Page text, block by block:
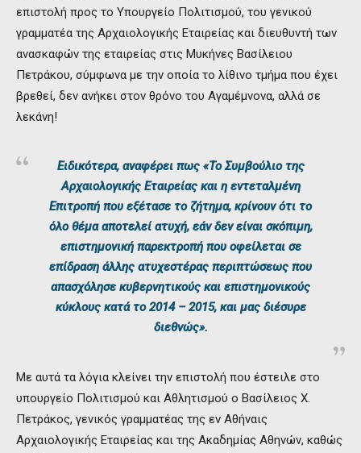
επιστολή προς το Υπουργείο Πολιτισμού, του γενικού
γραμματέα της Αρχαιολογικής Εταιρείας και διευθυντή των
ανασκαφών της εταιρείας στις Μυκήνες Βασίλειου
Πετράκου, σύμφωνα με την οποία το λίθινο τμήμα που έχει
βρεθεί, δεν ανήκει στον θρόνο του Αγαμέμνονα, αλλά σε
λεκάνη!
Ειδικότερα, αναφέρει πως «Το Συμβούλιο της
Αρχαιολογικής Εταιρείας και η εντεταλμένη
Επιτροπή που εξέτασε το ζήτημα, κρίνουν ότι το
όλο θέμα αποτελεί ατυχή, εάν δεν είναι σκόπιμη,
επιστημονική παρεκτροπή που οφείλεται σε
επίδραση άλλης ατυχεστέρας περιπτώσεως που
απασχόλησε κυβερνητικούς και επιστημονικούς
κύκλους κατά το 2014 – 2015, και μας διέσυρε
διεθνώς».
Με αυτά τα λόγια κλείνει την επιστολή που έστειλε στο
υπουργείο Πολιτισμού και Αθλητισμού ο Βασίλειος Χ.
Πετράκος, γενικός γραμματέας της εν Αθήναις
Αρχαιολογικής Εταιρείας και της Ακαδημίας Αθηνών, καθώς